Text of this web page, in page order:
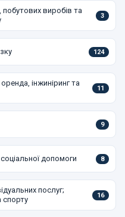
побутових виробів та
3
124
інжиніринг та
11
9
допомоги 8
послуг;
спорту
16